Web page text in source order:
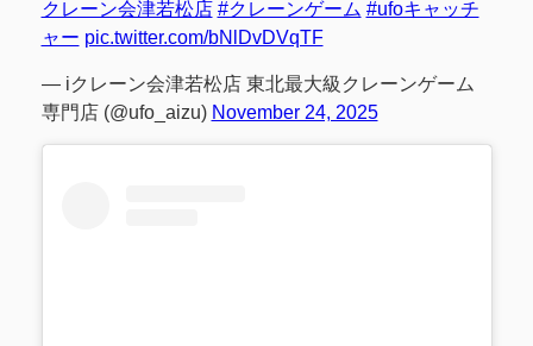
クレーン会津若松店 #クレーンゲーム #ufoキャッチ
ャー pic.twitter.com/bNlDvDVqTF
— iクレーン会津若松店 東北最大級クレーンゲーム
専門店 (@ufo_aizu) November 24, 2025